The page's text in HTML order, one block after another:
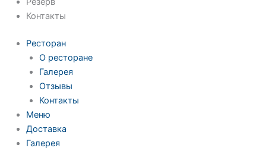
Контакты
Ресторан
О ресторане
Галерея
Отзывы
Контакты
Меню
Доставка
Галерея